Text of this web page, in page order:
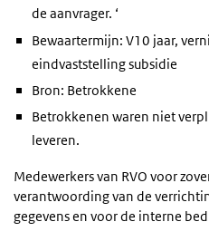
de aanvrager. ‘
Bewaartermijn: V10 jaar,
eindvaststelling subsidie
Bron: Betrokkene
Betrokkenen waren niet
leveren.
Medewerkers van RVO voor
verantwoording van de
gegevens en voor de interne